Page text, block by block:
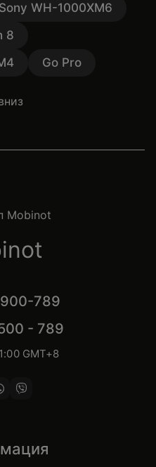
Sony WH-1000XM6
8
Go Pro
789
- 789
GMT+8